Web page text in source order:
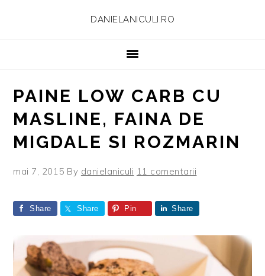
DANIELANICULI.RO
PAINE LOW CARB CU
MASLINE, FAINA DE
MIGDALE SI ROZMARIN
mai 7, 2015 By danielaniculi 11 comentarii
Share Share Pin Share